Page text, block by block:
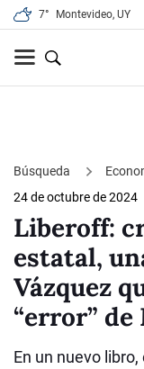
7° Montevideo, UY
Búsqueda
24 de octubre de 2024
Liberoff:
estatal,
Vázquez
“error”
En un nuevo